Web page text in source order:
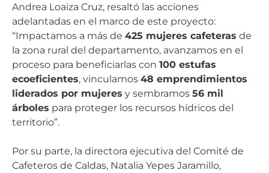
Andrea Loaiza Cruz, resaltó las acciones
adelantadas en el marco de este proyecto:
“Impactamos a más de 425 mujeres cafeteras de
la zona rural del departamento, avanzamos en el
proceso para beneficiarlas con 100 estufas
ecoeficientes, vinculamos 48 emprendimientos
liderados por mujeres y sembramos 56 mil
árboles para proteger los recursos hídricos del
territorio”.
Por su parte, la directora ejecutiva del Comité de
Cafeteros de Caldas, Natalia Yepes Jaramillo,